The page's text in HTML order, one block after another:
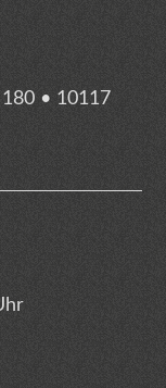
• 10117